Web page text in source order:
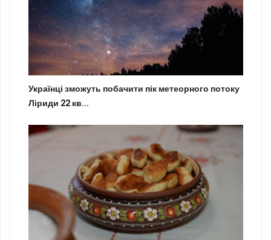
Українці зможуть побачити пік метеорного потоку
Ліриди 22 кв...